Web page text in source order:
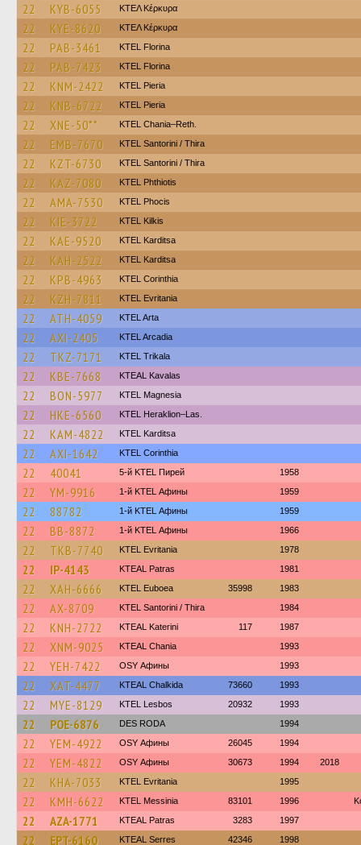
22 KYB-6055 ΚΤΕΛ Κέρκυρα
22 KYE-8620 ΚΤΕΛ Κέρκυρα
22 PAB-3461 KTEL Florina
22 PAB-7423 KTEL Florina
22 KNM-2422 KTEL Pieria
22 KNB-6722 KTEL Pieria
22 XNE-50** KTEL Chania–Reth.
22 EMB-7670 KTEL Santorini / Thira
22 KZT-6730 KTEL Santorini / Thira
22 KAZ-7080 ΚΤΕL Phthiotis
22 AMA-7530 ΚΤΕL Phocis
22 KIE-3722 KTEL Kilkis
22 KAE-9520 ΚΤΕL Karditsa
22 KAH-2522 ΚΤΕL Karditsa
22 KPB-4963 KTEL Corinthia
22 KZH-7811 ΚΤΕL Evritania
22 ATH-4059 KTEL Arta
22 AXI-2405 KTEL Arcadia
22 TKZ-7171 ΚΤΕL Τrikala
22 KBE-7668 KTEAL Kavalas
22 BON-5977 ΚΤΕL Magnesia
22 HKE-6560 KTEL Heraklion–Las.
22 KAM-4822 ΚΤΕL Karditsa
22 AXI-1642 KTEL Corinthia
22 40041 5-й KTEL Пирей 1958
22 YM-9916 1-й KTEL Афины 1959
22 88782 1-й KTEL Афины 1959
22 BB-8872 1-й KTEL Афины 1966
22 TKB-7740 ΚΤΕL Evritania 1978
22 IP-4143 KTEAL Patras 1981
22 XAH-6666 ΚΤΕL Euboea 35998 1983
22 AX-8709 KTEL Santorini / Thira 1984
22 KNH-2722 KTEAL Katerini 117 1987
22 XNM-9025 KTEAL Chania 1993
22 YEH-7422 OSY Афины 1993
22 XAT-4477 KTEAL Chalkida 73660 1993
22 MYE-8129 KTEL Lesbos 20932 1993
22 POE-6876 DES RODA 1994
22 YEM-4922 OSY Афины 26045 1994
22 YEM-4822 OSY Афины 30673 1994 2018
22 KHA-7033 ΚΤΕL Evritania 1995
22 KMH-6622 KTEL Messinia 83101 1996
22 AZA-1771 KTEAL Patras 3283 1997
22 EPT-6160 KTEAL Serres 42346 1998